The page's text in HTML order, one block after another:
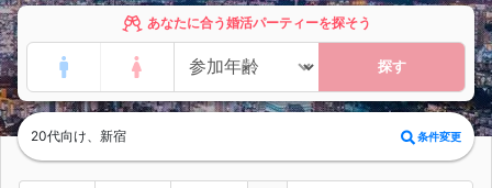
あなたに合う婚活パーティーを探そう
探す
20代向け、新宿 条件変更